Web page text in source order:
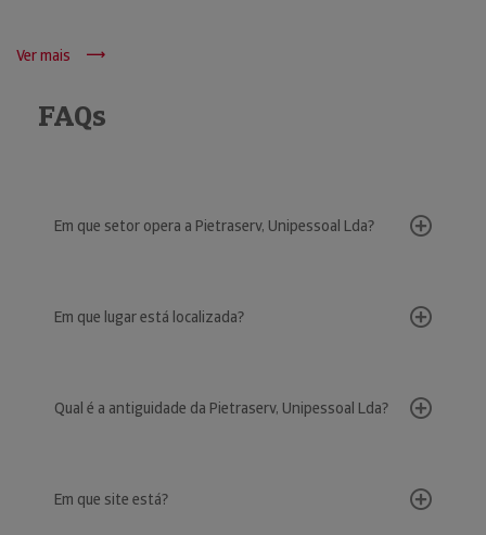
Ver mais
FAQs
Em que setor opera a Pietraserv, Unipessoal Lda?
Em que lugar está localizada?
Qual é a antiguidade da Pietraserv, Unipessoal Lda?
Em que site está?